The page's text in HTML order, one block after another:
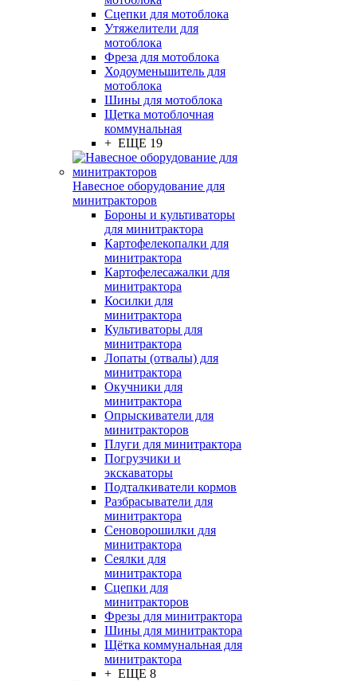
Сцепки для мотоблока
Утяжелители для
мотоблока
Фреза для мотоблока
Ходоуменьшитель для
мотоблока
Шины для мотоблока
Щетка мотоблочная
коммунальная
+ ЕЩЕ 19
Навесное оборудование для
минитракторов
Бороны и культиваторы
для минитрактора
Картофелекопалки для
минитрактора
Картофелесажалки для
минитрактора
Косилки для
минитрактора
Культиваторы для
минитрактора
Лопаты (отвалы) для
минитрактора
Окучники для
минитрактора
Опрыскиватели для
минитракторов
Плуги для минитрактора
Погрузчики и
экскаваторы
Подталкиватели кормов
Разбрасыватели для
минитрактора
Сеноворошилки для
минитрактора
Сеялки для
минитрактора
Сцепки для
минитракторов
Фрезы для минитрактора
Шины для минитрактора
Щётка коммунальная для
минитрактора
+ ЕЩЕ 8